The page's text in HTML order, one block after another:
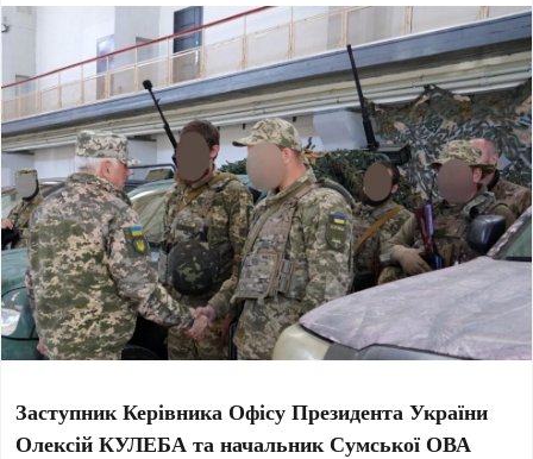
Заступник Керівника Офісу Президента України
Олексій КУЛЕБА та начальник Сумської ОВА